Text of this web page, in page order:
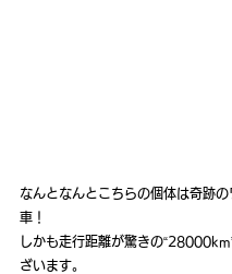
なんとなんとこちらの個体は奇跡
車！
しかも走行距離が驚きの
ざいます。